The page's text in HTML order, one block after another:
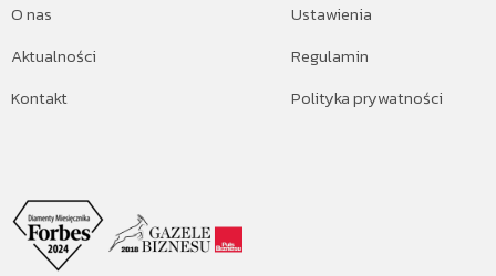
O nas
Aktualności
Kontakt
Ustawienia
Regulamin
Polityka prywatności